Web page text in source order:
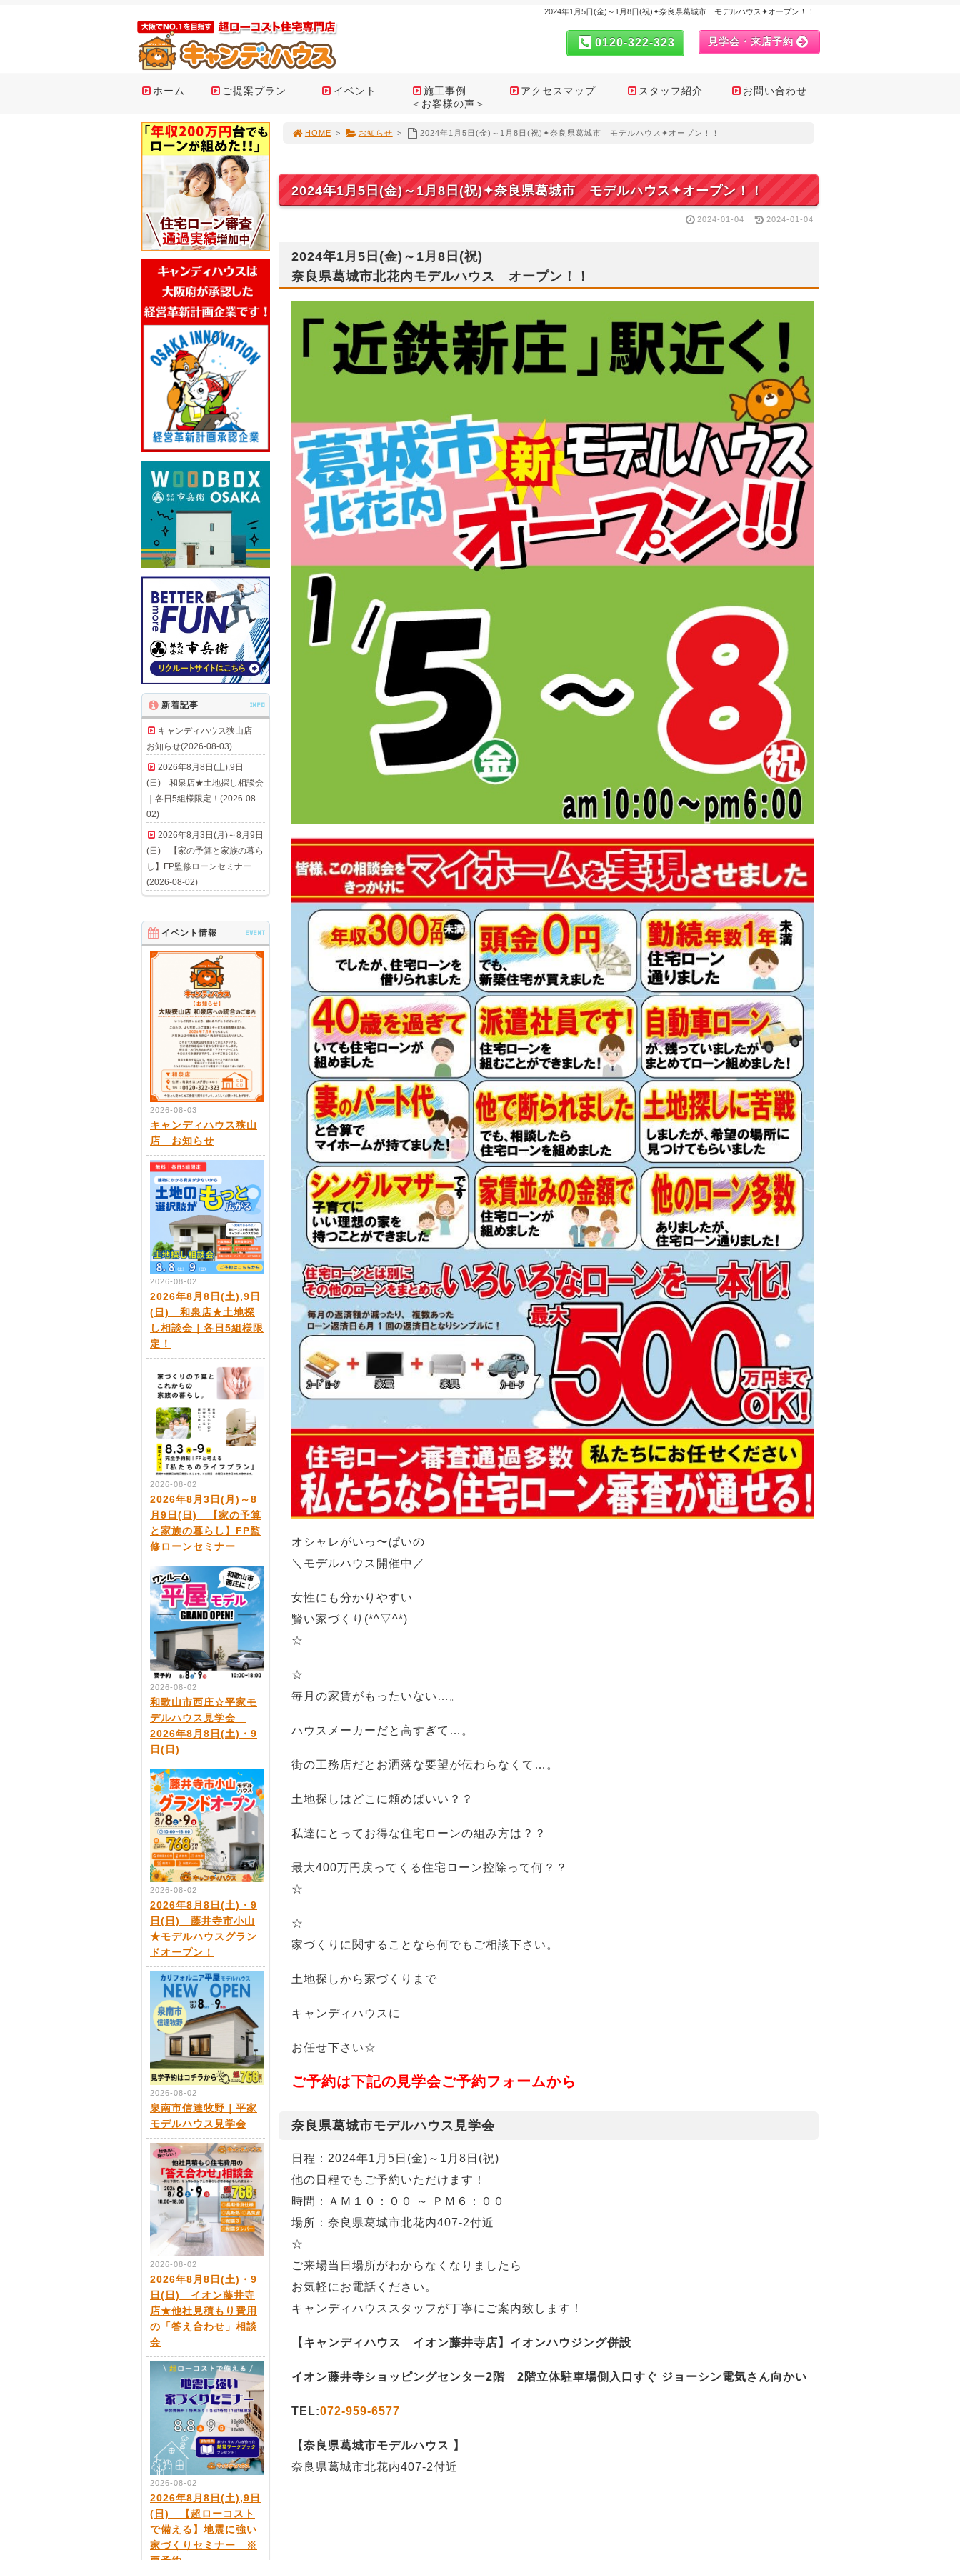
2024年1月5日(金)～1月8日(祝)✦奈良県葛城市 モデルハウス✦オープン！！
見学会・来店予約
0120-322-323
ホーム ご提案プラン イベント
施工事例
＜お客様の声＞
アクセスマップ スタッフ紹介 お問い合わせ
HOME > お知らせ > 2024年1月5日(金)～1月8日(祝)✦奈良県葛城市 モデルハウス✦オープン！！
2024年1月5日(金)～1月8日(祝)✦奈良県葛城市 モデルハウス✦オープン！！
2024-01-04 2024-01-04
2024年1月5日(金)～1月8日(祝)
奈良県葛城市北花内モデルハウス オープン！！
オシャレがいっ〜ぱいの
＼モデルハウス開催中／
女性にも分かりやすい
賢い家づくり(*^▽^*)
☆
☆
毎月の家賃がもったいない…。
ハウスメーカーだと高すぎて…。
街の工務店だとお洒落な要望が伝わらなくて…。
土地探しはどこに頼めばいい？？
私達にとってお得な住宅ローンの組み方は？？
最大400万円戻ってくる住宅ローン控除って何？？
☆
☆
家づくりに関することなら何でもご相談下さい。
土地探しから家づくりまで
キャンディハウスに
お任せ下さい☆
ご予約は下記の見学会ご予約フォームから
奈良県葛城市モデルハウス見学会
日程：2024年1月5日(金)～1月8日(祝)
他の日程でもご予約いただけます！
時間：ＡＭ１０：００ ～ ＰＭ６：００
場所： 奈良県葛城市北花内407-2付近
☆
ご来場当日場所がわからなくなりましたら
お気軽にお電話ください。
キャンディハウススタッフが丁寧にご案内致します！
【キャンディハウス イオン藤井寺店】イオンハウジング併設
イオン藤井寺ショッピングセンター2階 2階立体駐車場側入口すぐ ジョーシン電気さん向かい
TEL:072-959-6577
【奈良県葛城市モデルハウス 】
奈良県葛城市北花内407-2付近
新着記事 INFO
キャンディハウス狭山店
お知らせ(2026-08-03)
2026年8月8日(土),9日
(日) 和泉店★土地探し相談会
｜各日5組様限定！(2026-08-
02)
2026年8月3日(月)～8月9日
(日) 【家の予算と家族の暮ら
し】FP監修ローンセミナー
(2026-08-02)
イベント情報 EVENT
2026-08-03
キャンディハウス狭山
店 お知らせ
2026-08-02
2026年8月8日(土),9日
(日) 和泉店★土地探
し相談会｜各日5組様限
定！
2026-08-02
2026年8月3日(月)～8
月9日(日) 【家の予算
と家族の暮らし】FP監
修ローンセミナー
2026-08-02
和歌山市西庄☆平家モ
デルハウス見学会
2026年8月8日(土)・9
日(日)
2026-08-02
2026年8月8日(土)・9
日(日) 藤井寺市小山
★モデルハウスグラン
ドオープン！
2026-08-02
泉南市信達牧野｜平家
モデルハウス見学会
2026-08-02
2026年8月8日(土)・9
日(日) イオン藤井寺
店★他社見積もり費用
の「答え合わせ」相談
会
2026-08-02
2026年8月8日(土),9日
(日) 【超ローコスト
で備える】地震に強い
家づくりセミナー ※